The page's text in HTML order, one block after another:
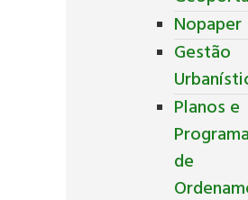
Nopaper
Gestão
Planos e
de